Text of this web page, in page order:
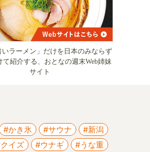
いラーメン」だけを日本のみならず
て紹介する、おとなの週末Web姉妹
サイト
#かき氷 #サウナ
#新潟
イズ #ウナギ
#うな重